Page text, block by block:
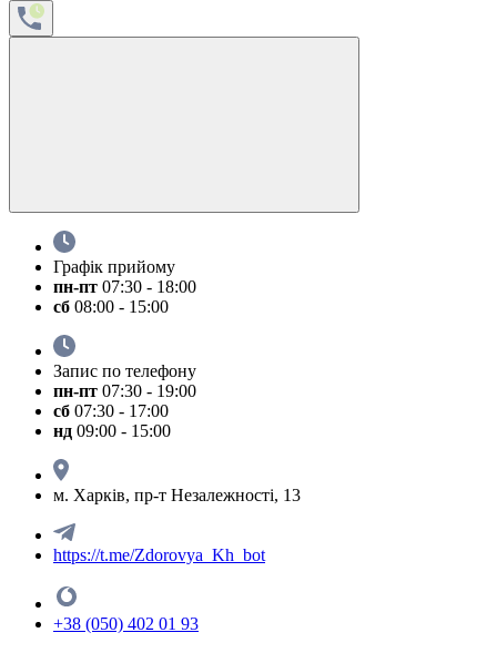
Графік прийому
пн-пт 07:30 - 18:00
сб 08:00 - 15:00
Запис по телефону
пн-пт 07:30 - 19:00
сб 07:30 - 17:00
нд 09:00 - 15:00
м. Харків, пр-т Незалежності, 13
https://t.me/Zdorovya_Kh_bot
+38 (050) 402 01 93